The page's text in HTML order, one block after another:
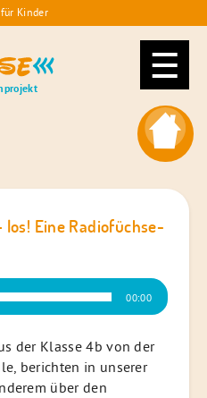
Kinder
Eine Radiofüchse-
00:00
der Klasse 4b von der
berichten in unserer
über den